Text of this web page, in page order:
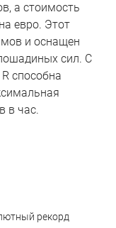
а стоимость
евро. Этот
и оснащен
сил. С
способна
в час.
рекорд